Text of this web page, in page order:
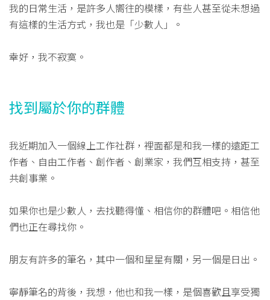
我的日常生活，是許多人嚮往的模樣，有些人甚至從未想過
有這樣的生活方式，我也是「少數人」。
幸好，我不寂寞。
找到屬於你的群體
我近期加入一個線上工作社群，裡面都是和我一樣的遠距工
作者、自由工作者、創作者、創業家，我們互相支持，甚至
共創事業。
如果你也是少數人，去找聽得懂、相信你的群體吧。相信他
們也正在尋找你。
朋友有許多的筆名，其中一個和星星有關，另一個是日出。
寧靜筆名的背後，我想，他也和我一樣，是個喜歡且享受獨